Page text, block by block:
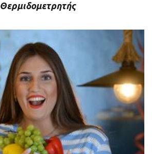
Θερμιδομετρητής